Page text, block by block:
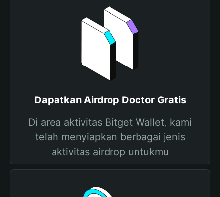
Dapatkan Airdrop Doctor Gratis
Di area aktivitas Bitget Wallet, kami
telah menyiapkan berbagai jenis
aktivitas airdrop untukmu